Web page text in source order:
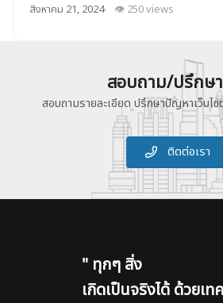
สิงหาคม 21, 2024 👁 250 views
สอบถาม/ปรึกษ
สอบถามรายละเอียด ปรึกษาปัญหาเว็บไซ
ติดต่อเรา
" ทุกๆ สิ่ง
เกิดเป็นจริงได้ ด้วยเท